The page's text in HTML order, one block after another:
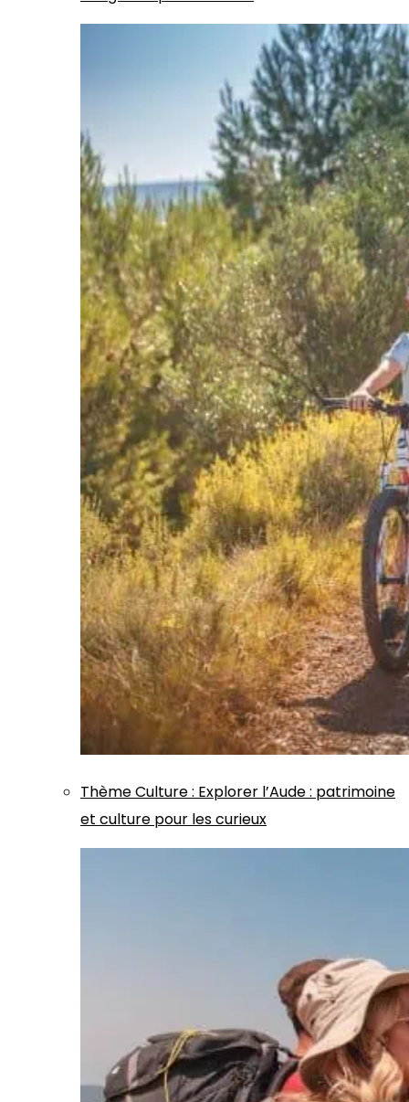
ThèmeCulture: Explorer l’Aude : patrimoine
et culture pour les curieux